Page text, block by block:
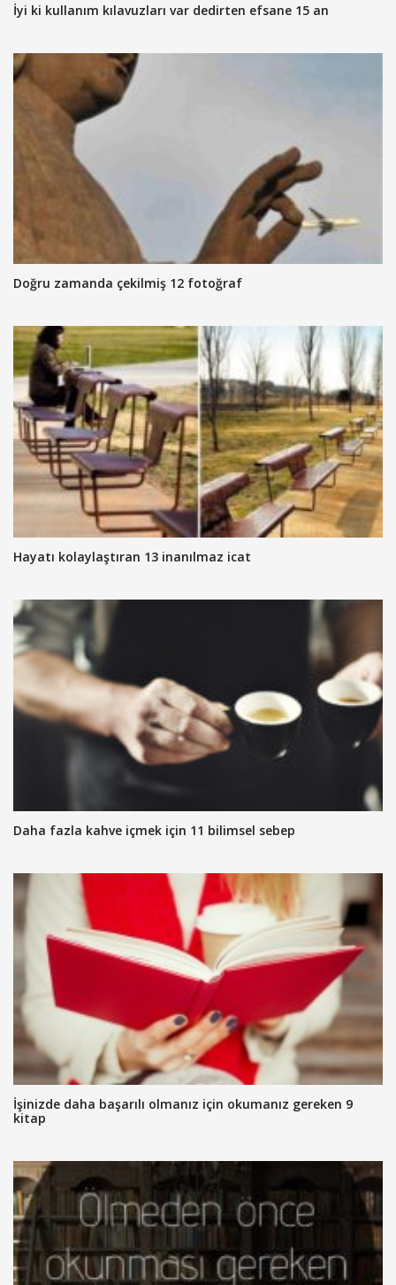
İyi ki kullanım kılavuzları var dedirten efsane 15 an
Doğru zamanda çekilmiş 12 fotoğraf
Hayatı kolaylaştıran 13 inanılmaz icat
Daha fazla kahve içmek için 11 bilimsel sebep
İşinizde daha başarılı olmanız için okumanız gereken 9
kitap